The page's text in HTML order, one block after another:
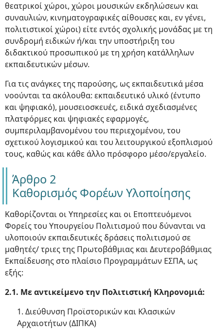
θεατρικοί χώροι, χώροι μουσικών εκδηλώσεων και
συναυλιών, κινηματογραφικές αίθουσες και, εν γένει,
πολιτιστικοί χώροι) είτε εντός σχολικής μονάδας με τη
συνδρομή ειδικών ή/και την υποστήριξη του
διδακτικού προσωπικού με τη χρήση κατάλληλων
εκπαιδευτικών μέσων.
Για τις ανάγκες της παρούσης, ως εκπαιδευτικά μέσα
νοούνται τα ακόλουθα: εκπαιδευτικό υλικό (έντυπο
και ψηφιακό), μουσειοσκευές, ειδικά σχεδιασμένες
πλατφόρμες και ψηφιακές εφαρμογές,
συμπεριλαμβανομένου του περιεχομένου, του
σχετικού λογισμικού και του λειτουργικού εξοπλισμού
τους, καθώς και κάθε άλλο πρόσφορο μέσο/εργαλείο.
Άρθρο 2
Καθορισμός Φορέων Υλοποίησης
Καθορίζονται οι Υπηρεσίες και οι Εποπτευόμενοι
Φορείς του Υπουργείου Πολιτισμού που δύνανται να
υλοποιούν εκπαιδευτικές δράσεις πολιτισμού σε
μαθητές/ τριες της Πρωτοβάθμιας και Δευτεροβάθμιας
Εκπαίδευσης στο πλαίσιο Προγραμμάτων ΕΣΠΑ, ως
εξής:
2.1. Με αντικείμενο την Πολιτιστική Κληρονομιά:
1. Διεύθυνση Προϊστορικών και Κλασικών
Αρχαιοτήτων (ΔΙΠΚΑ)